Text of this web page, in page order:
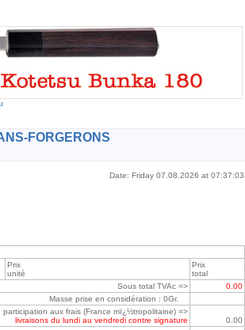
FORGERONS
Date: Friday 07.08.2026 at 07:37:03
Prix
unité
Prix
total
Sous total TVAc =>
0.00
Masse prise en considération : 0Gr.
participation aux frais (France mï¿½tropolitaine) =>
livraisons du lundi au vendredi contre signature
0.00